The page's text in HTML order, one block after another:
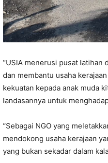
“USIA menerusi pusat latihan
dan membantu usaha
kekuatan kepada anak muda
landasannya untuk
“Sebagai NGO yang
mendokong usaha kerajaan
yang bukan sekadar dalam